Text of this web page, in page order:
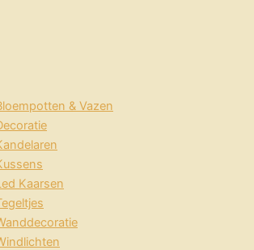
& Vazen
Kaarsen